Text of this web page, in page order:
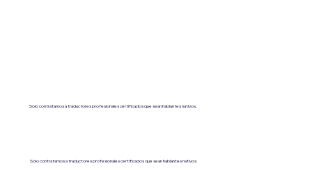
Solo contratamos a traductores profesionales certificados que sean hablantes nativos.
Solo contratamos a traductores profesionales certificados que sean hablantes nativos.